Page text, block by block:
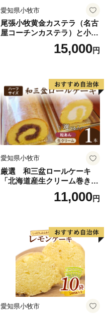
愛知県小牧市
尾張小牧黄金カステラ（名古
屋コーチンカステラ）と小牧
山城バウムクーヘン（コーチ
ン卵と和三盆糖使用）のセッ
三盆 小牧銘菓 バウムクーヘ
ン 常温 愛知県 小牧市 アンプ
チベアやぐま
15,000円
愛知県小牧市
厳選 和三盆ロールケーキ
「北海道産生クリーム巻き」
または「北海道産粒あん巻
き」（サイズ：ハーフ） 和
知県 小牧市 アンプチベアや
11,000円
愛知県小牧市